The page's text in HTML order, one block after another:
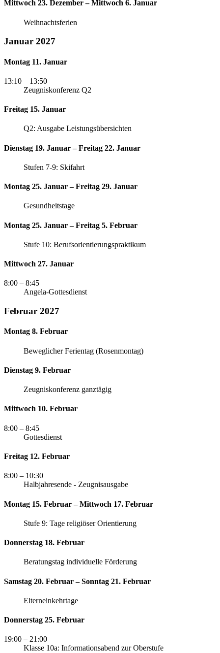
Mittwoch 23. Dezember – Mittwoch 6. Januar
Weihnachtsferien
Januar 2027
Montag 11. Januar
13:10 – 13:50
Zeugniskonferenz Q2
Freitag 15. Januar
Q2: Ausgabe Leistungsübersichten
Dienstag 19. Januar – Freitag 22. Januar
Stufen 7-9: Skifahrt
Montag 25. Januar – Freitag 29. Januar
Gesundheitstage
Montag 25. Januar – Freitag 5. Februar
Stufe 10: Berufsorientierungspraktikum
Mittwoch 27. Januar
8:00 – 8:45
Angela-Gottesdienst
Februar 2027
Montag 8. Februar
Beweglicher Ferientag (Rosenmontag)
Dienstag 9. Februar
Zeugniskonferenz ganztägig
Mittwoch 10. Februar
8:00 – 8:45
Gottesdienst
Freitag 12. Februar
8:00 – 10:30
Halbjahresende - Zeugnisausgabe
Montag 15. Februar – Mittwoch 17. Februar
Stufe 9: Tage religiöser Orientierung
Donnerstag 18. Februar
Beratungstag individuelle Förderung
Samstag 20. Februar – Sonntag 21. Februar
Elterneinkehrtage
Donnerstag 25. Februar
19:00 – 21:00
Klasse 10a: Informationsabend zur Oberstufe